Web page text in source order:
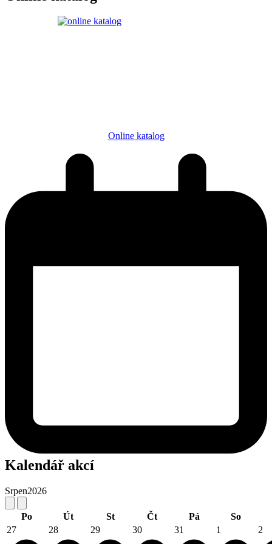
Online katalog
Kalendář akcí
Srpen2026
Po Út St Čt Pá
So
27
28 29 30 31 1 2